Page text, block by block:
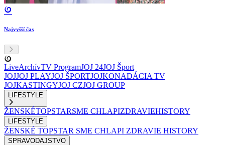
Najvyšší čas
LiveArchívTV ProgramJOJ 24JOJ Šport
JOJJOJ PLAYJOJ ŠPORTJOJKONADÁCIA TV
JOJKASTINGYJOJ CZJOJ GROUP
LIFESTYLE
ŽENSKÉTOPSTARSME CHLAPIZDRAVIEHISTORY
LIFESTYLE
ŽENSKÉ TOPSTAR SME CHLAPI ZDRAVIE HISTORY
SPRAVODAJSTVO